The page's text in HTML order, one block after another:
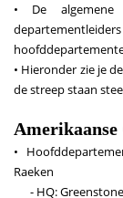
• De algemene
• Hieronder zie je
de streep staan
•
Raeken
- HQ: Greenstone